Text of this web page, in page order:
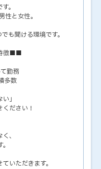
。
性と女性。
も聞ける環境です。
徴■■
勤務
多数
」
ださい！
、
いただきます。